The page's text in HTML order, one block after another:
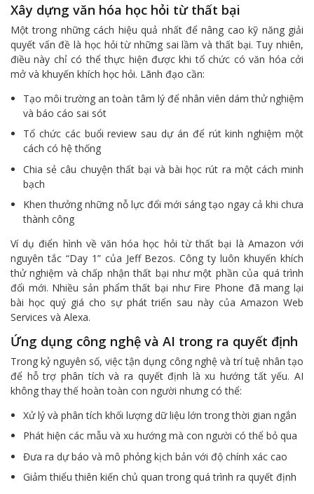
Xây dựng văn hóa học hỏi từ thất bại
Một trong những cách hiệu quả nhất để nâng cao kỹ năng giải
quyết vấn đề là học hỏi từ những sai lầm và thất bại. Tuy nhiên,
điều này chỉ có thể thực hiện được khi tổ chức có văn hóa cởi
mở và khuyến khích học hỏi. Lãnh đạo cần:
Tạo môi trường an toàn tâm lý để nhân viên dám thử nghiệm
và báo cáo sai sót
Tổ chức các buổi review sau dự án để rút kinh nghiệm một
cách có hệ thống
Chia sẻ câu chuyện thất bại và bài học rút ra một cách minh
bạch
Khen thưởng những nỗ lực đổi mới sáng tạo ngay cả khi chưa
thành công
Ví dụ điển hình về văn hóa học hỏi từ thất bại là Amazon với
nguyên tắc “Day 1” của Jeff Bezos. Công ty luôn khuyến khích
thử nghiệm và chấp nhận thất bại như một phần của quá trình
đổi mới. Nhiều sản phẩm thất bại như Fire Phone đã mang lại
bài học quý giá cho sự phát triển sau này của Amazon Web
Services và Alexa.
Ứng dụng công nghệ và AI trong ra quyết định
Trong kỷ nguyên số, việc tận dụng công nghệ và trí tuệ nhân tạo
để hỗ trợ phân tích và ra quyết định là xu hướng tất yếu. AI
không thay thế hoàn toàn con người nhưng có thể:
Xử lý và phân tích khối lượng dữ liệu lớn trong thời gian ngắn
Phát hiện các mẫu và xu hướng mà con người có thể bỏ qua
Đưa ra dự báo và mô phỏng kịch bản với độ chính xác cao
Giảm thiểu thiên kiến chủ quan trong quá trình ra quyết định